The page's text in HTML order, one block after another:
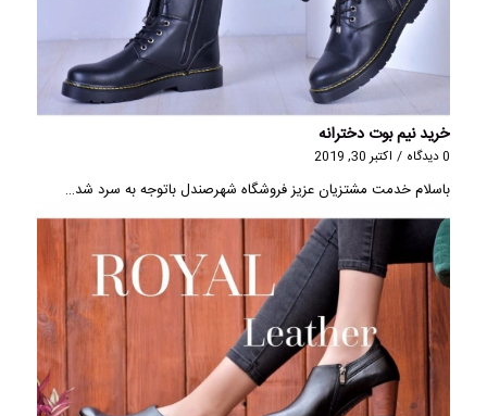
خرید نیم بوت دخترانه
0 دیدگاه / اکتبر 30, 2019
باسلام خدمت مشتزیان عزیز فروشگاه شهرصندل باتوجه به سرد شد…